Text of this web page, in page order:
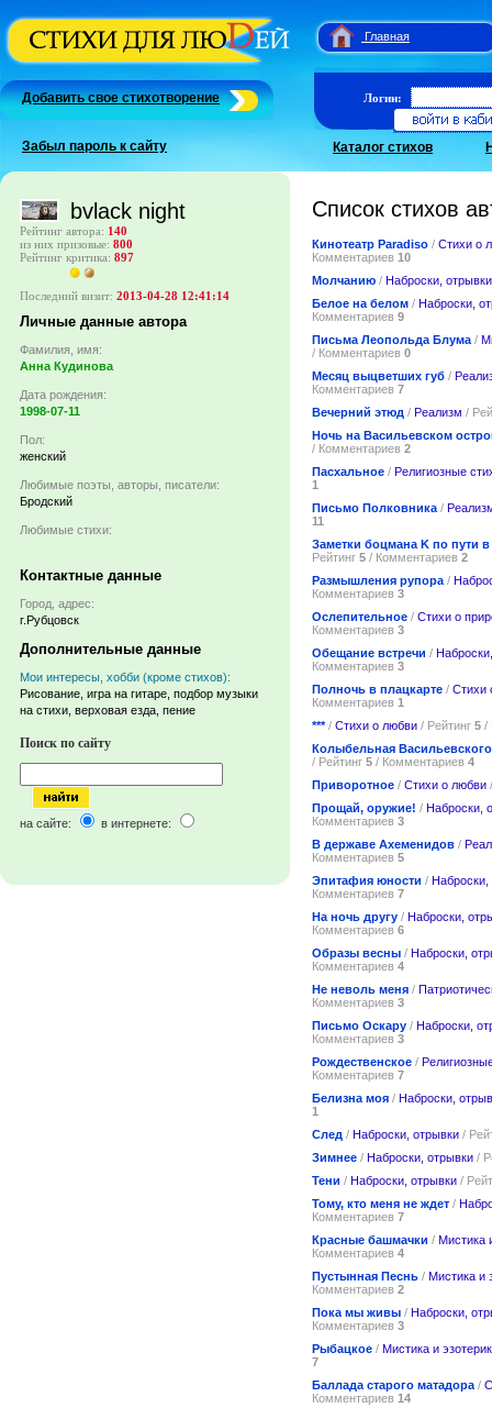
Главная
Добавить свое стихотворение
Забыл пароль к сайту
Логин:
Каталог стихов
bvlack night
Рейтинг автора: 140
из них призовые: 800
Рейтинг критика: 897
Последний визит: 2013-04-28 12:41:14
Личные данные автора
Фамилия, имя:
Анна Кудинова
Дата рождения:
1998-07-11
Пол:
женский
Любимые поэты, авторы, писатели:
Бродский
Любимые стихи:
Контактные данные
Город, адрес:
г.Рубцовск
Дополнительные данные
Мои интересы, хобби (кроме стихов):
Рисование, игра на гитаре, подбор музыки
на стихи, верховая езда, пение
Поиск по сайту
на сайте: в интернете:
Список стихов
Кинотеатр Paradiso / Стихи о
Комментариев 10
Молчанию / Наброски, отрывки
Белое на белом / Наброски,
Комментариев 9
Письма Леопольда Блума /
/ Комментариев 0
Месяц выцветших губ /
Комментариев 7
Вечерний этюд / Реализм /
Ночь на Васильевском
/ Комментариев 2
Пасхальное / Религиозные
1
Письмо Полковника /
11
Заметки боцмана K по пути
Рейтинг 5 / Комментариев 2
Размышления рупора /
Комментариев 3
Ослепительное / Стихи о
Комментариев 3
Обещание встречи /
Комментариев 3
Полночь в плацкарте / Стихи
Комментариев 1
***/ Стихи о любви / Рейтинг 5 /
Колыбельная
/ Рейтинг 5 / Комментариев 4
Приворотное / Стихи о любви
Прощай, оружие! / Наброски,
Комментариев 3
В державе Ахеменидов /
Комментариев 5
Эпитафия юности / Наброски,
Комментариев 7
На ночь другу / Наброски,
Комментариев 6
Образы весны / Наброски,
Комментариев 4
Не неволь меня /
Комментариев 3
Письмо Оскару / Наброски,
Комментариев 3
Рождественское /
Комментариев 7
Белизна моя / Наброски,
1
След / Наброски, отрывки /
Зимнее / Наброски, отрывки /
Тени / Наброски, отрывки /
Тому, кто меня не ждет /
Комментариев 7
Красные башмачки / Мистика
Комментариев 4
Пустынная Песнь / Мистика и
Комментариев 2
Пока мы живы / Наброски,
Комментариев 3
Рыбацкое / Мистика и
7
Баллада старого матадора /
Комментариев 14